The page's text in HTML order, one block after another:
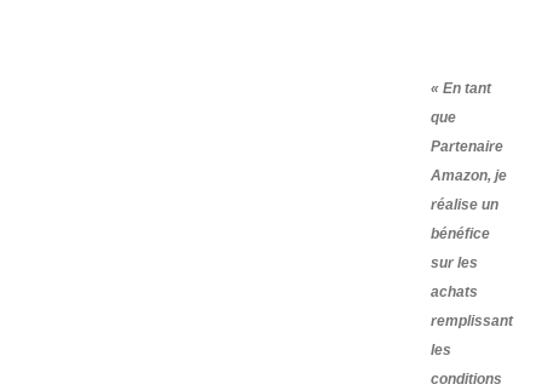
« En tant
que
Partenaire
Amazon, je
réalise un
bénéfice
sur les
achats
remplissant
les
conditions